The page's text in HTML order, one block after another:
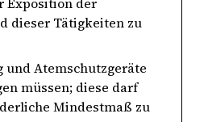
dieser Tätigkeiten zu
Atemschutzgeräte
müssen; diese darf
Mindestmaß zu